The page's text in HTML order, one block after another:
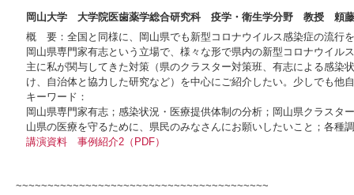
岡山大学 大学院医歯薬学総合研究科 疫学・衛生学分野 教授
概 要：全国と同様に、岡山県でも新型コロナウイルス感染症の流行
岡山県専門家有志という立場で、様々な形で県内の新型コロナウイル
主に私が関与してきた対策（県のクラスター対策班、有志による感染
け、自治体と協力した研究など）を中心にご紹介したい。少しでも他
キーワード：
岡山県専門家有志；感染状況・医療提供体制の分析；岡山県クラスタ
山県の医療を守るために、県民のみなさんにお願いしたいこと；各種
講演資料 事例紹介2（PDF）
~~~~~~~~~~~~~~~~~~~~~~~~~~~~~~~~~~~~~~~~